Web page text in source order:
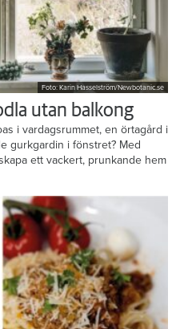
Foto: Karin Hasselström/Newbotanic.se
utan balkong
i vardagsrummet, en örtagård i
gurkgardin i fönstret? Med
ett vackert, prunkande hem